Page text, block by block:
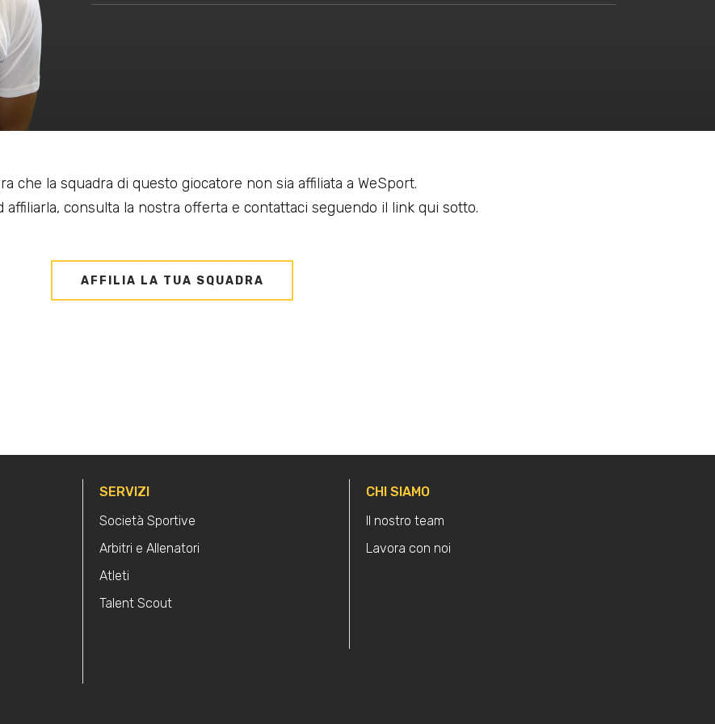
che la squadra di questo giocatore non sia affiliata a WeSport.
affiliarla, consulta la nostra offerta e contattaci seguendo il link qui sotto.
AFFILIA LA TUA SQUADRA
SERVIZI
Società Sportive
Arbitri e Allenatori
Atleti
Talent Scout
CHI SIAMO
Il nostro team
Lavora con noi